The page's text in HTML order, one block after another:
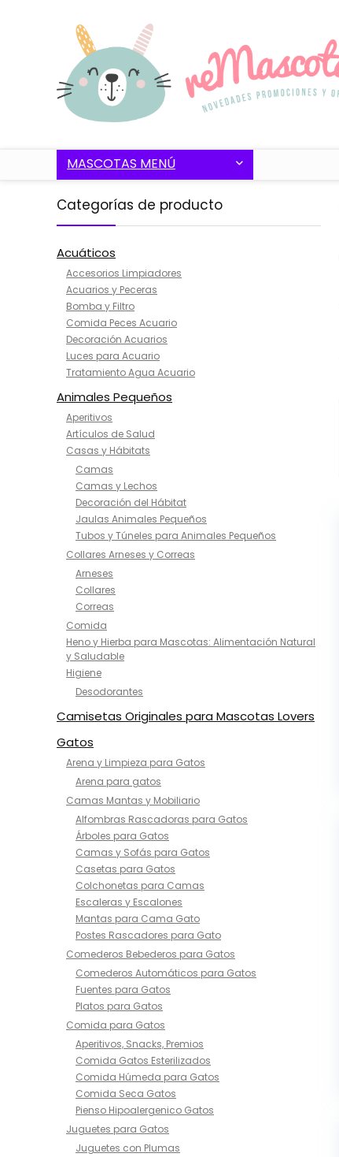
MASCOTAS MENÚ
Categorías de producto
Acuáticos
Accesorios Limpiadores
Acuarios y Peceras
Bomba y Filtro
Comida Peces Acuario
Decoración Acuarios
Luces para Acuario
Tratamiento Agua Acuario
Animales Pequeños
Aperitivos
Artículos de Salud
Casas y Hábitats
Camas
Camas y Lechos
Decoración del Hábitat
Jaulas Animales Pequeños
Tubos y Túneles para Animales Pequeños
Collares Arneses y Correas
Arneses
Collares
Correas
Comida
Heno y Hierba para Mascotas: Alimentación Natural
y Saludable
Higiene
Desodorantes
Camisetas Originales para Mascotas Lovers
Gatos
Arena y Limpieza para Gatos
Arena para gatos
Camas Mantas y Mobiliario
Alfombras Rascadoras para Gatos
Árboles para Gatos
Camas y Sofás para Gatos
Casetas para Gatos
Colchonetas para Camas​
Escaleras y Escalones​
Mantas para Cama Gato​
Postes Rascadores para Gato
Comederos Bebederos para Gatos
Comederos Automáticos para Gatos
Fuentes para Gatos
Platos para Gatos
Comida para Gatos
Aperitivos, Snacks, Premios
Comida Gatos Esterilizados
Comida Húmeda para Gatos
Comida Seca Gatos
Pienso Hipoalergenico Gatos
Juguetes para Gatos
Juguetes con Plumas